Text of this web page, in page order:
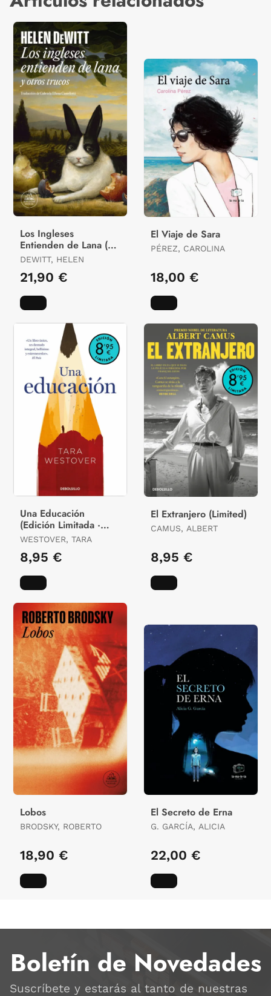
Los Ingleses
Entienden de Lana (Y
Otros Trucos)
DEWITT, HELEN
21,90 €
El Viaje de Sara
PÉREZ, CAROLINA
18,00 €
Una Educación
(Edición Limitada ·
Verano)
WESTOVER, TARA
8,95 €
El Extranjero (Limited)
CAMUS, ALBERT
8,95 €
Lobos
BRODSKY, ROBERTO
18,90 €
El Secreto de Erna
G. GARCÍA, ALICIA
22,00 €
Boletín de Novedades
Suscríbete y estarás al tanto de nuestras